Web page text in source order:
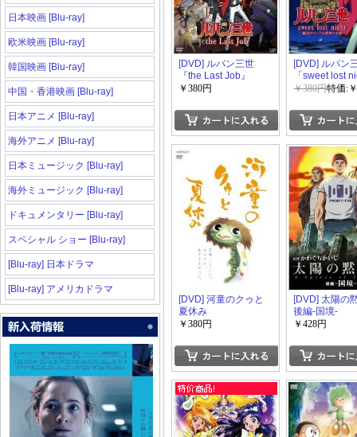
日本映画 [Blu-ray]
欧米映画 [Blu-ray]
韓国映画 [Blu-ray]
中国・香港映画 [Blu-ray]
日本アニメ [Blu-ray]
海外アニメ [Blu-ray]
日本ミュージック [Blu-ray]
海外ミュージック [Blu-ray]
ドキュメンタリー [Blu-ray]
スペシャル ショー [Blu-ray]
[Blu-ray] 日本ドラマ
[Blu-ray] アメリカドラマ
[DVD] ルパン三世
『the Last Job』
￥380円
[DVD] ルパン
「sweet lost
魔法のランプ
￥380円特価:
[DVD] 河童のクゥと
夏休み
￥380円
[DVD] 太陽の
後編-国境-
￥428円